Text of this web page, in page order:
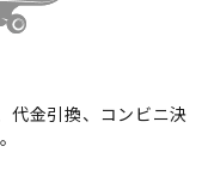
代金引換、コンビニ決